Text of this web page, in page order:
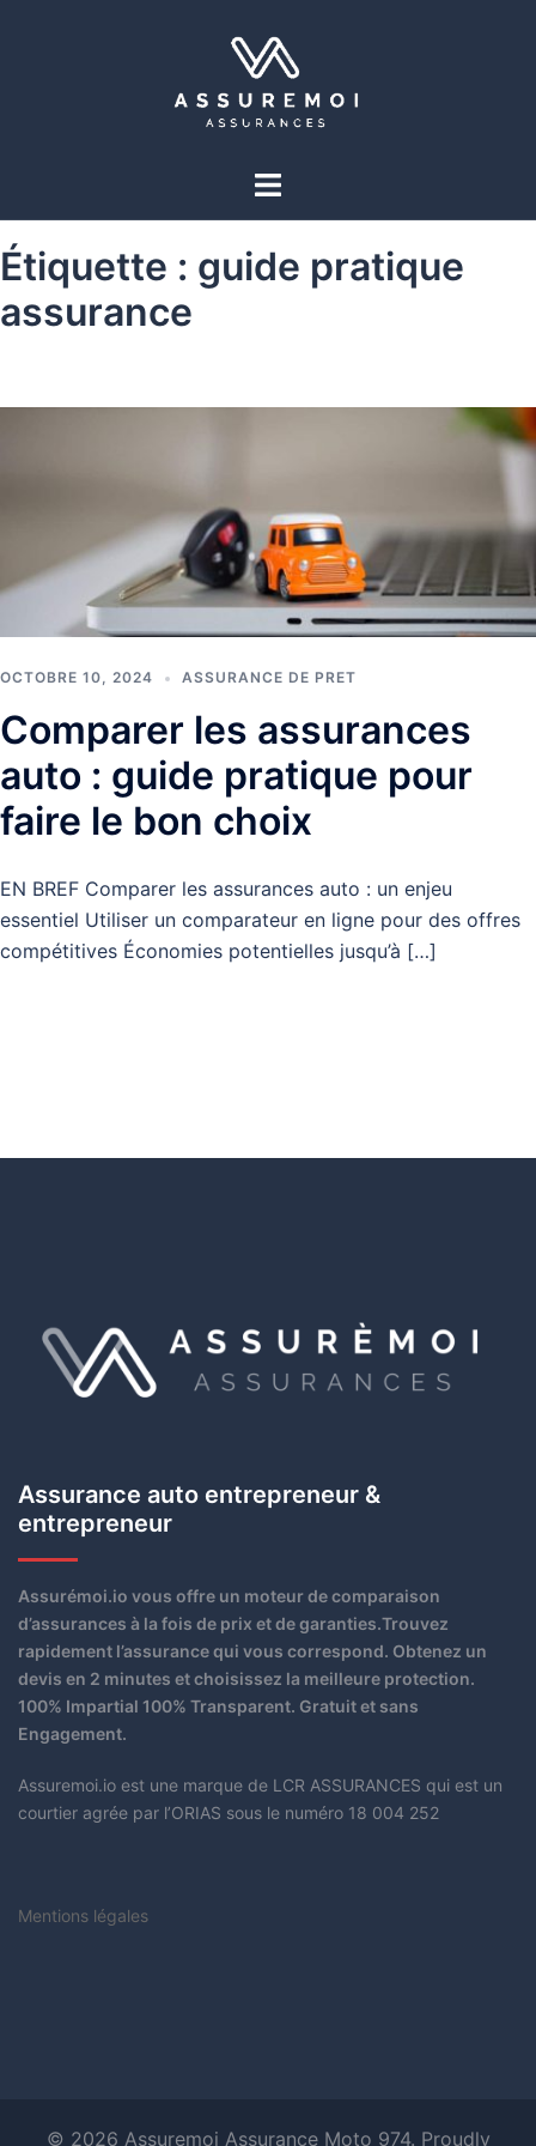
Étiquette : guide pratique
assurance
OCTOBRE 10, 2024 ASSURANCE DE PRET
Comparer les assurances
auto : guide pratique pour
faire le bon choix
EN BREF Comparer les assurances auto : un enjeu
essentiel Utiliser un comparateur en ligne pour des offres
compétitives Économies potentielles jusqu’à […]
Assurance auto entrepreneur &
entrepreneur
Assurémoi.io vous offre un moteur de comparaison
d’assurances à la fois de prix et de garanties.Trouvez
rapidement l’assurance qui vous correspond. Obtenez un
devis en 2 minutes et choisissez la meilleure protection.
100% Impartial 100% Transparent. Gratuit et sans
Engagement.
Assuremoi.io est une marque de LCR ASSURANCES qui est un
courtier agrée par l’ORIAS sous le numéro 18 004 252
Mentions légales
© 2026 Assuremoi Assurance Moto 974. Proudly